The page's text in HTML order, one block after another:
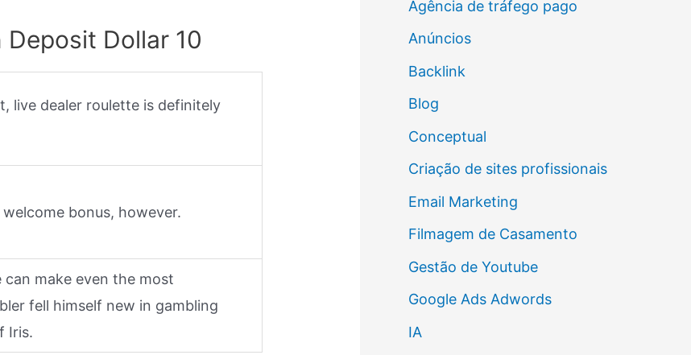
Dollar 10
live dealer roulette is definitely
bonus, however.
make even the most
fell himself new in gambling
Iris.
Agência de tráfego pago
Anúncios
Backlink
Blog
Conceptual
Criação de sites profissionais
Email Marketing
Filmagem de Casamento
Gestão de Youtube
Google Ads Adwords
IA